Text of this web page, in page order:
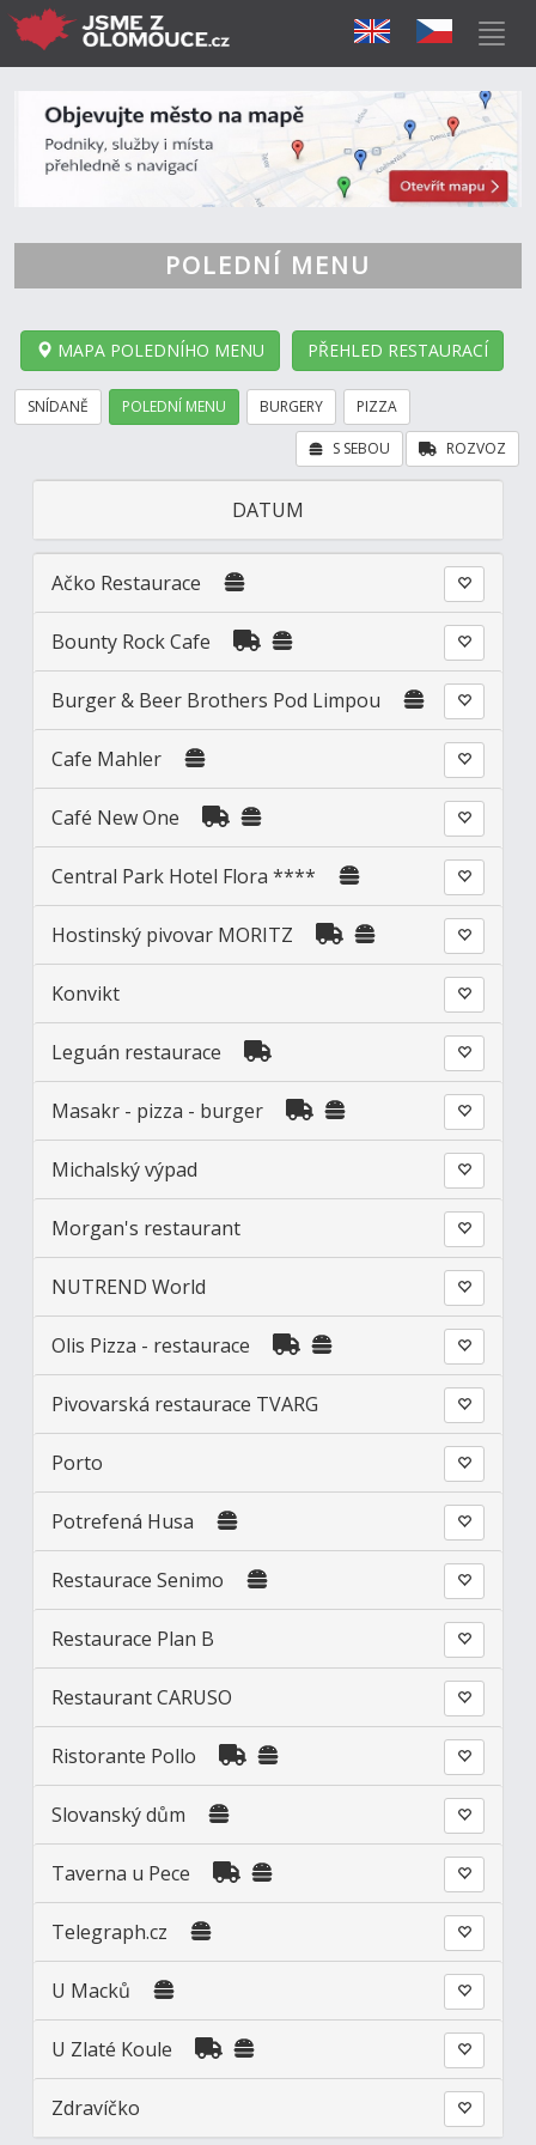
POLEDNÍ MENU
MAPA POLEDNÍHO MENU PŘEHLED RESTAURACÍ
SNÍDANĚ POLEDNÍ MENU BURGERY PIZZA
ROZVOZ
S SEBOU
DATUM
Ačko Restaurace
Bounty Rock Cafe
Burger & Beer Brothers Pod Limpou
Cafe Mahler
Café New One
Central Park Hotel Flora ****
Hostinský pivovar MORITZ
Konvikt
Leguán restaurace
Masakr - pizza - burger
Michalský výpad
Morgan's restaurant
NUTREND World
Olis Pizza - restaurace
Pivovarská restaurace TVARG
Porto
Potrefená Husa
Restaurace Senimo
Restaurace Plan B
Restaurant CARUSO
Ristorante Pollo
Slovanský dům
Taverna u Pece
Telegraph.cz
U Macků
U Zlaté Koule
Zdravíčko